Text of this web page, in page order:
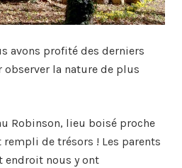
avons profité des derniers
observer la nature de plus
Robinson, lieu boisé proche
rempli de trésors ! Les parents
endroit nous y ont